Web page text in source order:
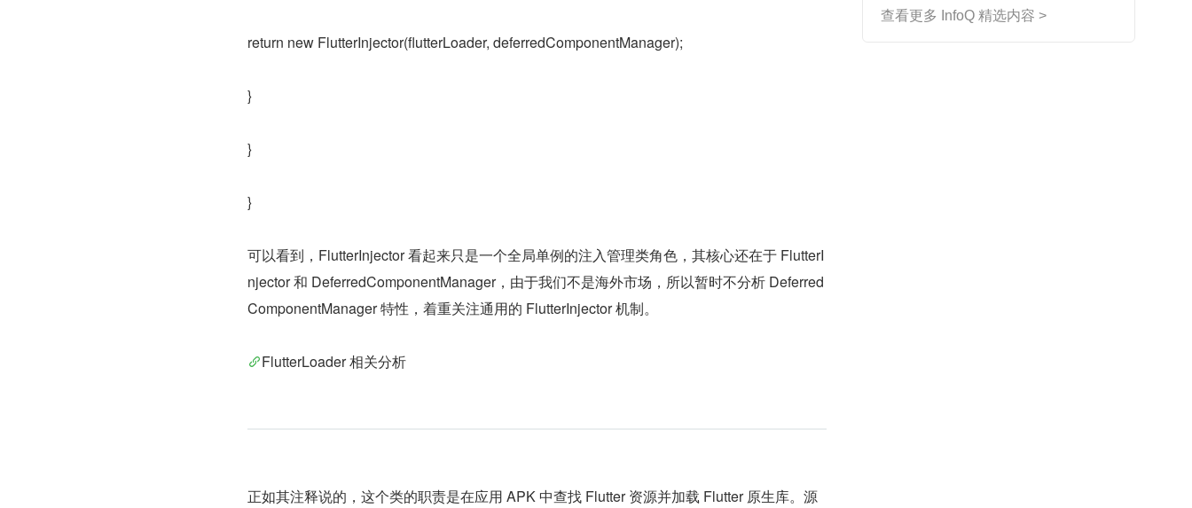
return new FlutterInjector(flutterLoader, deferredComponentManager);
}
}
}
可以看到，FlutterInjector 看起来只是一个全局单例的注入管理类角色，其核心还在于 FlutterI
njector 和 DeferredComponentManager，由于我们不是海外市场，所以暂时不分析 Deferred
ComponentManager 特性，着重关注通用的 FlutterInjector 机制。
FlutterLoader 相关分析
正如其注释说的，这个类的职责是在应用 APK 中查找 Flutter 资源并加载 Flutter 原生库。源
查看更多 InfoQ 精选内容 >